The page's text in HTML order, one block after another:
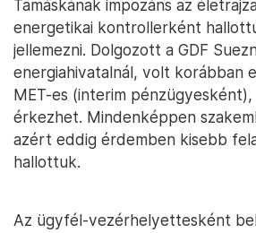
Tamáskának impozáns az
energetikai kontrollerként
jellemezni. Dolgozott a GDF
energiahivatalnál, volt korábban
MET-es (interim
érkezhet. Mindenképpen
azért eddig érdemben kisebb
hallottuk.
Az ügyfél-vezérhelyettesként